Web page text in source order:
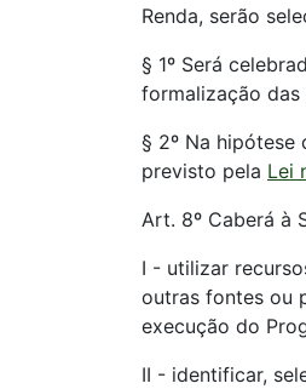
Renda, serão
§ 1º Será
formalização
§ 2º Na hipótese
previsto pela Lei
Art. 8º Caberá à
I - utilizar
outras fontes ou
execução do
II - identificar,